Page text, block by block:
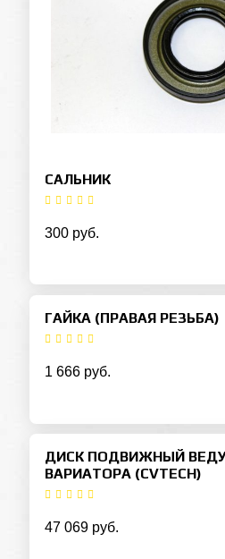
САЛЬНИК
300 руб.
ГАЙКА (ПРАВАЯ РЕЗЬБА)
1 666 руб.
ДИСК ПОДВИЖНЫЙ
ВАРИАТОРА (CVTECH)
47 069 руб.